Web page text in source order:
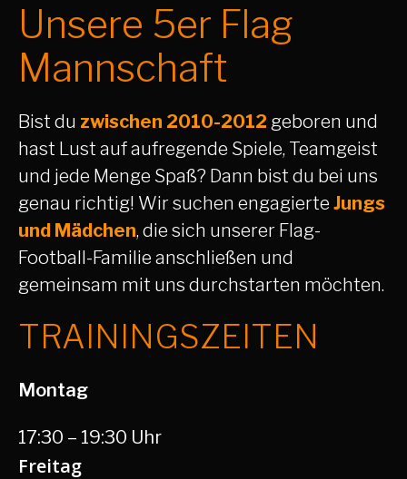
Unsere 5er Flag
Mannschaft
Bist du zwischen 2010-2012 geboren und
hast Lust auf aufregende Spiele, Teamgeist
und jede Menge Spaß? Dann bist du bei uns
genau richtig! Wir suchen engagierte Jungs
und Mädchen, die sich unserer Flag-
Football-Familie anschließen und
gemeinsam mit uns durchstarten möchten.
TRAININGSZEITEN
Montag
17:30 – 19:30 Uhr
Freitag